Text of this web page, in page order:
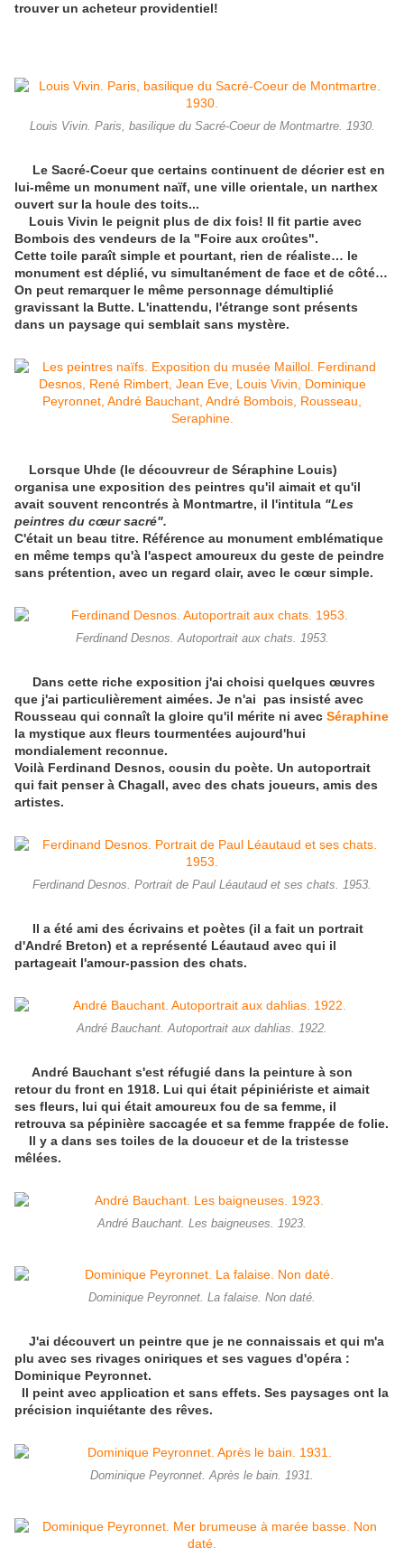
trouver un acheteur providentiel!
Louis Vivin. Paris, basilique du Sacré-Coeur de Montmartre. 1930.
Le Sacré-Coeur que certains continuent de décrier est en
lui-même un monument naïf, une ville orientale, un narthex
ouvert sur la houle des toits...
Louis Vivin le peignit plus de dix fois! Il fit partie avec
Bombois des vendeurs de la "Foire aux croûtes".
Cette toile paraît simple et pourtant, rien de réaliste… le
monument est déplié, vu simultanément de face et de côté…
On peut remarquerle même personnage démultiplié
gravissant la Butte. L'inattendu, l'étrange sont présents
dans un paysage qui semblait sans mystère.
Lorsque Uhde (le découvreur de Séraphine Louis)
organisa une exposition des peintres qu'il aimait et qu'il
avait souvent rencontrés à Montmartre, il l'intitula "Les
peintres du cœur sacré".
C'était un beau titre. Référence au monument emblématique
en même temps qu'à l'aspect amoureux du geste de peindre
sans prétention, avec un regard clair, avec le cœur simple.
Ferdinand Desnos. Autoportrait aux chats. 1953.
Dans cette riche exposition j'ai choisi quelques œuvres
que j'ai particulièrement aimées. Je n'ai pas insisté avec
Rousseau qui connaît la gloire qu'il mérite ni avec Séraphine
la mystique aux fleurs tourmentées aujourd'hui
mondialement reconnue.
Voilà Ferdinand Desnos, cousin du poète. Un autoportrait
qui fait penser à Chagall, avec des chats joueurs, amis des
artistes.
Ferdinand Desnos. Portrait de Paul Léautaud et ses chats. 1953.
Il a été ami des écrivains et poètes (il a fait un portrait
d'André Breton) et a représenté Léautaud avec qui il
partageait l'amour-passion des chats.
André Bauchant. Autoportrait aux dahlias. 1922.
André Bauchant s'est réfugié dans la peinture à son
retour du front en 1918. Lui qui était pépiniériste et aimait
ses fleurs, lui qui était amoureux fou de sa femme, il
retrouva sa pépinière saccagée et sa femme frappée de folie.
Il y a dans ses toiles de la douceur et de la tristesse
mêlées.
André Bauchant. Les baigneuses. 1923.
Dominique Peyronnet. La falaise. Non daté.
J'ai découvert un peintre que je ne connaissais et qui m'a
plu avec ses rivages oniriques et ses vagues d'opéra :
Dominique Peyronnet.
Il peint avec application et sans effets. Ses paysages ont la
précision inquiétante des rêves.
Dominique Peyronnet. Après le bain. 1931.